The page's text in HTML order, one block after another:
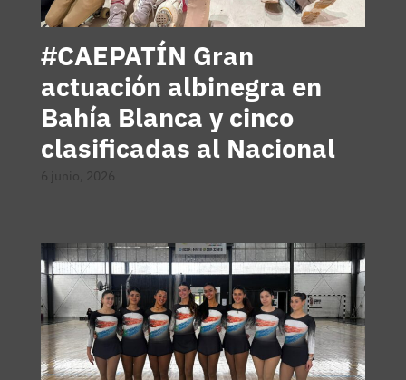
#CAEPATÍN Gran
actuación albinegra en
Bahía Blanca y cinco
clasificadas al Nacional
6 junio, 2026